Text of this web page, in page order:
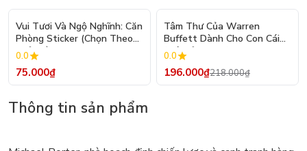
Vui Tươi Và Ngộ Nghĩnh: Căn
Phòng Sticker (Chọn Theo
Chủ Đề) - Hơn 250 Sticker
0.0
75.000₫
Tâm Thư Của Warren
Buffett Dành Cho Con Cái
(Tái Bản 2026)
0.0
196.000₫218.000₫
Thông tin sản phẩm